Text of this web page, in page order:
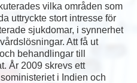
vilka områden som
uttryckte stort intresse för
sjukdomar, i synnerhet
Att få ut
behandlingar till
År 2009 skrevs ett
i Indien och